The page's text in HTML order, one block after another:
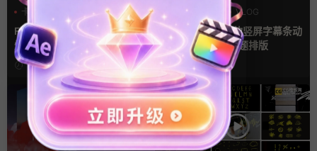
卡通模板
图形动画
手绘风
FCPX插件 58组2D手绘Flash
爆炸火焰能量特效
1周前
PR字幕模板
VLOG
人物介绍
pr字幕模板 12款竖屏字幕条动
画短视频封面标题排版
2周前